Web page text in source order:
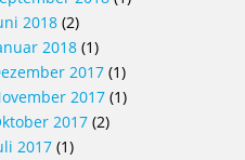
2018 (2)
2018 (1)
2017 (1)
2017 (1)
2017 (2)
2017 (1)